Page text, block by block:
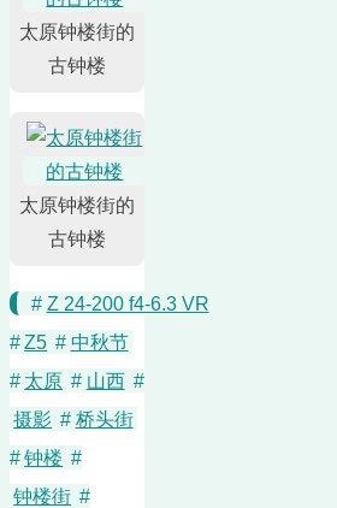
太原钟楼街的
古钟楼
太原钟楼街的
古钟楼
# Z 24-200 f4-6.3 VR
#Z5 # 中秋节
# 太原 # 山西 #
摄影 # 桥头街
#钟楼 #
钟楼街 #